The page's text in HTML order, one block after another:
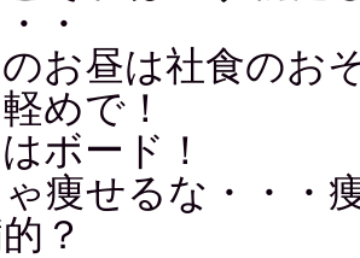
・
お昼は社食のお
めで！
ボード！
ゃ痩せるな・・・
？